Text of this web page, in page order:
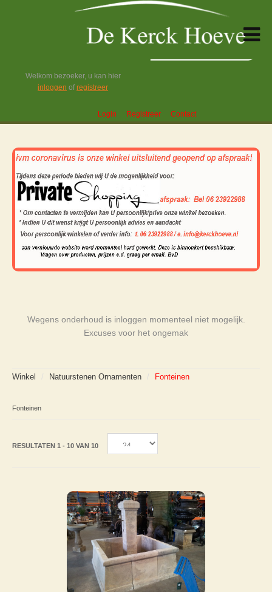
Welkom bezoeker, u kan hier
inloggen ofregistreer
Login Registreer Contact
Wegens onderhoud is inloggen momenteel niet mogelijk.
Excuses voor het ongemak
Winkel Natuurstenen Ornamenten Fonteinen
Fonteinen
RESULTATEN 1 - 10 VAN 10